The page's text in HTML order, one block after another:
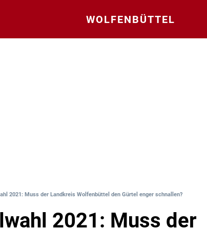
WOLFENBÜTTEL
2021: Muss der Landkreis Wolfenbüttel den Gürtel enger schnallen?
2021: Muss der